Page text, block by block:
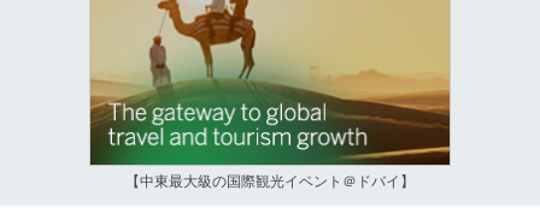
【中東最大級の国際観光イベント＠ドバイ】